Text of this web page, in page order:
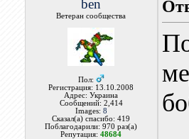
ben
Ветеран сообщества
Пол:
Регистрация: 13.10.2008
Адрес: Украина
Сообщений: 2,414
Images: 8
Сказал(а) спасибо: 419
Поблагодарили: 970 раз(а)
Репутация:48684